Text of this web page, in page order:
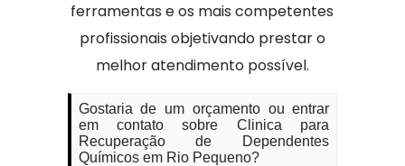
ferramentas e os mais competentes
profissionais objetivando prestar o
melhor atendimento possível.
Gostaria de um orçamento ou entrar
em contato sobre Clinica para
Recuperação de Dependentes
Químicos em Rio Pequeno?